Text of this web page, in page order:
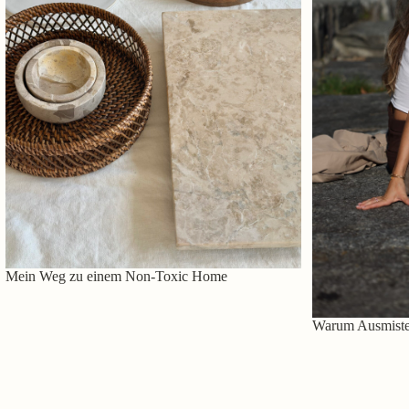
Mein Weg zu einem Non-Toxic Home
Warum